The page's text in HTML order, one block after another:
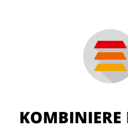
KOMBINIERE